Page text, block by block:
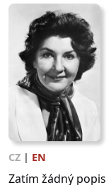
CZ | EN
Zatím žádný popis